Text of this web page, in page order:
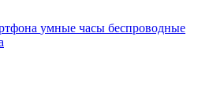
умные часы беспроводные